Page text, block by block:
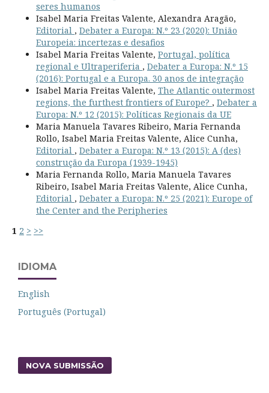
seres humanos
Isabel Maria Freitas Valente, Alexandra Aragão,
Editorial , Debater a Europa: N.º 23 (2020): União
Europeia: incertezas e desafios
Isabel Maria Freitas Valente, Portugal, política
regional e Ultraperiferia , Debater a Europa: N.º 15
(2016): Portugal e a Europa. 30 anos de integração
Isabel Maria Freitas Valente, The Atlantic outermost
regions, the furthest frontiers of Europe? , Debater a
Europa: N.º 12 (2015): Políticas Regionais da UE
Maria Manuela Tavares Ribeiro, Maria Fernanda
Rollo, Isabel Maria Freitas Valente, Alice Cunha,
Editorial , Debater a Europa: N.º 13 (2015): A (des)
construção da Europa (1939-1945)
Maria Fernanda Rollo, Maria Manuela Tavares
Ribeiro, Isabel Maria Freitas Valente, Alice Cunha,
Editorial , Debater a Europa: N.º 25 (2021): Europe of
the Center and the Peripheries
1 2 > >>
IDIOMA
English
Português (Portugal)
NOVA SUBMISSÃO